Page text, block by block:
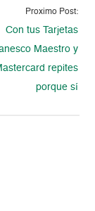
Proximo Post:
Con tus Tarjetas
Maestro y
repites
porque sí